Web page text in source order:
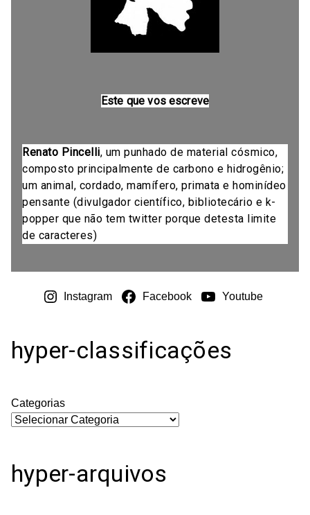
Este que vos escreve
Renato Pincelli, um punhado de material cósmico,
composto principalmente de carbono e hidrogênio;
um animal, cordado, mamífero, primata e hominídeo
pensante (divulgador científico, bibliotecário e k-
popper que não tem twitter porque detesta limite
de caracteres)
Instagram Facebook Youtube
hyper-classificações
Categorias
hyper-arquivos